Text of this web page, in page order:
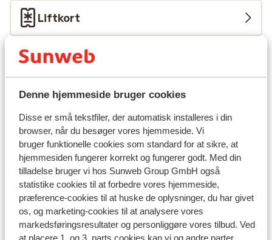
Denne hjemmeside bruger cookies
Disse er små tekstfiler, der automatisk installeres i din
browser, når du besøger vores hjemmeside. Vi
bruger funktionelle cookies som standard for at sikre, at
hjemmesiden fungerer korrekt og fungerer godt. Med din
tilladelse bruger vi hos Sunweb Group GmbH også
statistike cookies til at forbedre vores hjemmeside,
præference-cookies til at huske de oplysninger, du har givet
os, og marketing-cookies til at analysere vores
markedsføringsresultater og personliggøre vores tilbud. Ved
Liftkort
Undervisning
Skileje
Andre overnatningssteder i Les Deux
Alpes
Hotel Serre Palas
Résidence Neige et Soleil